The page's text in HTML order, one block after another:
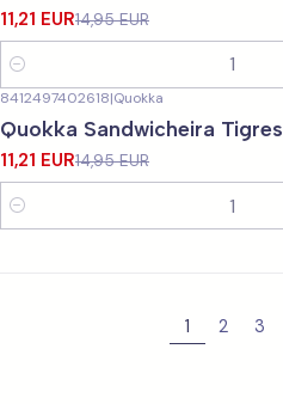
11,21 EUR14,95 EUR
Quantidade
-25%DESCONTO
8412497402618|Quokka
Quokka Sandwicheira Tigres
11,21 EUR14,95 EUR
Quantidade
1 2 3